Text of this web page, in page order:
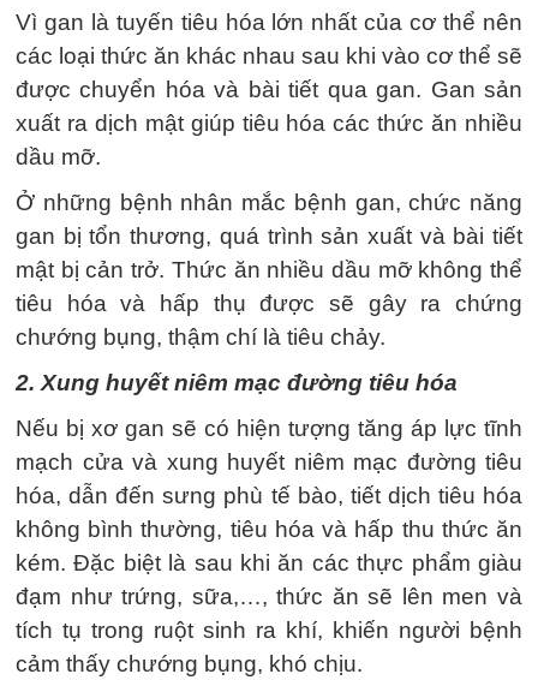
Vì gan là tuyến tiêu hóa lớn nhất của cơ thể nên
các loại thức ăn khác nhau sau khi vào cơ thể sẽ
được chuyển hóa và bài tiết qua gan. Gan sản
xuất ra dịch mật giúp tiêu hóa các thức ăn nhiều
dầu mỡ.
Ở những bệnh nhân mắc bệnh gan, chức năng
gan bị tổn thương, quá trình sản xuất và bài tiết
mật bị cản trở. Thức ăn nhiều dầu mỡ không thể
tiêu hóa và hấp thụ được sẽ gây ra chứng
chướng bụng, thậm chí là tiêu chảy.
2. Xung huyết niêm mạc đường tiêu hóa
Nếu bị xơ gan sẽ có hiện tượng tăng áp lực tĩnh
mạch cửa và xung huyết niêm mạc đường tiêu
hóa, dẫn đến sưng phù tế bào, tiết dịch tiêu hóa
không bình thường, tiêu hóa và hấp thu thức ăn
kém. Đặc biệt là sau khi ăn các thực phẩm giàu
đạm như trứng, sữa,…, thức ăn sẽ lên men và
tích tụ trong ruột sinh ra khí, khiến người bệnh
cảm thấy chướng bụng, khó chịu.